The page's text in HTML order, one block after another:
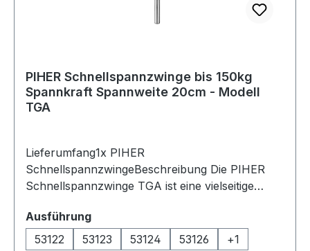
PIHER Schnellspannzwinge bis 150kg
Spannkraft Spannweite 20cm - Modell
TGA
Lieferumfang1x PIHER
SchnellspannzwingeBeschreibung Die PIHER
Schnellspannzwinge TGA ist eine vielseitige
Spannen von Werkstücken auf Werkbänken /
Metalltischen mit Lochsystem. Ob in der Holz-
Ausführungauswählen
53122
53123 53124 53126 +1